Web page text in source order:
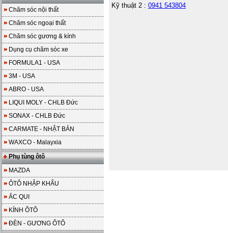
Chăm sóc nội thất
Chăm sóc ngoại thất
Chăm sóc gương & kính
Dụng cụ chăm sóc xe
FORMULA1 - USA
3M - USA
ABRO - USA
LIQUI MOLY - CHLB Đức
SONAX - CHLB Đức
CARMATE - NHẬT BẢN
WAXCO - Malayxia
Phụ tùng ôtô
MAZDA
ÔTÔ NHẬP KHẨU
ẮC QUI
KÍNH ÔTÔ
ĐÈN - GƯƠNG ÔTÔ
Kỹ thuật 2 : 0941 543804